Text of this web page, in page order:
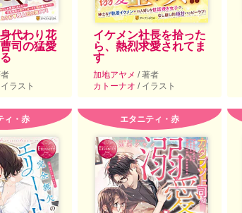
代わり花
司の猛愛
ラスト
イケメン社長を拾った
ら、熱烈求愛されてま
す
加地アヤメ / 著者
カトーナオ / イラスト
ィ・赤 エタニティ・赤